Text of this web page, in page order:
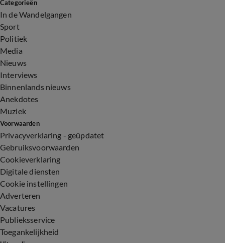
Categorieën
In de Wandelgangen
Sport
Politiek
Media
Nieuws
Interviews
Binnenlands nieuws
Anekdotes
Muziek
Voorwaarden
Privacyverklaring - geüpdatet
Gebruiksvoorwaarden
Cookieverklaring
Digitale diensten
Cookie instellingen
Adverteren
Vacatures
Publieksservice
Toegankelijkheid